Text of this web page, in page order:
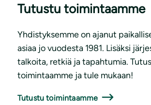
Tutustu toimintaamme
Yhdistyksemme on ajanut
asiaa jo vuodesta 1981. Lisäksi
talkoita, retkiä ja tapahtumia.
toimintaamme ja tule mukaan!
Tutustu toimintaamme